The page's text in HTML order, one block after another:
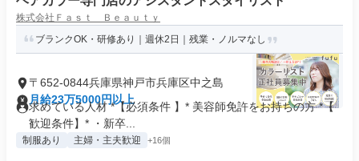
株式会社Ｆａｓｔ Ｂｅａｕｔｙ
ブランクOK・研修あり｜週休2日｜残業・ノルマなし
〒652-0844兵庫県神戸市兵庫区中之島
月給23万5000円以上
求めている人材 *【必須条件 】* 美容師免許をお持ちの方 *【
歓迎条件】* ・新卒...
制服あり 主婦・主夫歓迎 +16個